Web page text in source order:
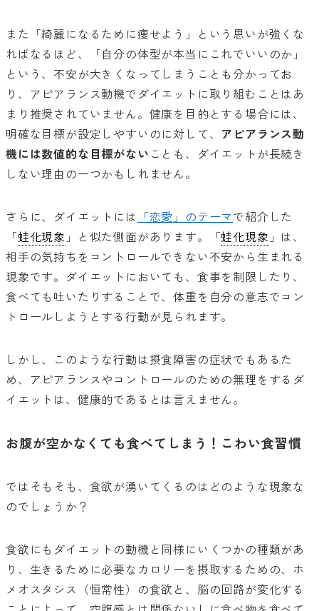
また「綺麗になるために痩せよう」という思いが強くな
ればなるほど、「自分の体型が本当にこれでいいのか」
という、不安が大きくなってしまうことも分かってお
り、アピアランス動機でダイエットに取り組むことはあ
まり推奨されていません。健康を目的とする場合には、
明確な目標が設定しやすいのに対して、 アピアランス動
機には数値的な目標がない ことも、ダイエットが長続き
しない理由の一つかもしれません。
さらに、ダイエットには 「恋愛」のテーマで紹介した
「蛙化現象 」と似た側面があります。「蛙化現象 」は、
相手の気持ちをコントロールできない不安から生まれる
現象です。ダイエットにおいても、食事を制限したり、
食べても吐いたりすることで、体重を自分の意志でコン
トロールしようとする行動が見られます。
しかし、このような行動は摂食障害の症状でもあるた
め、アピアランスやコントロールのための無理をするダ
イエットは、健康的であるとは言えません。
お腹が空かなくても食べてしまう！こわい食習慣
ではそもそも、食欲が湧いてくるのはどのような現象な
のでしょうか？
食欲にもダイエットの動機と同様にいくつかの種類があ
り、生きるために必要なカロリーを摂取するための、ホ
メオスタシス（恒常性）の食欲と、脳の回路が変化する